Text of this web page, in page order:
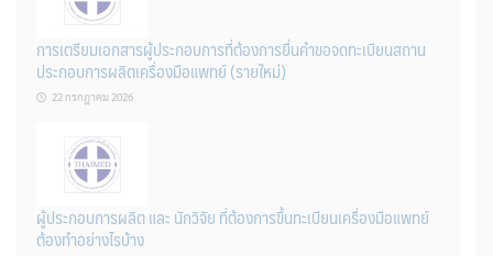
การเตรียมเอกสารผู้ประกอบการที่ต้องการยื่นคำขอจดทะเบียนสถาน
ประกอบการผลิตเครื่องมือแพทย์ (รายใหม่)
22 กรกฎาคม 2026
ผู้ประกอบการผลิต และ นักวิจัย ที่ต้องการขึ้นทะเบียนเครื่องมือแพทย์
ต้องทำอย่างไรบ้าง